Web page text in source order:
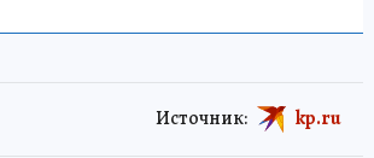
Источник: kp.ru